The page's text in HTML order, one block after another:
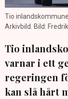
Tio
Arkivbild. Bild:
Tio
varnar i ett
regeringen
kan slå hårt